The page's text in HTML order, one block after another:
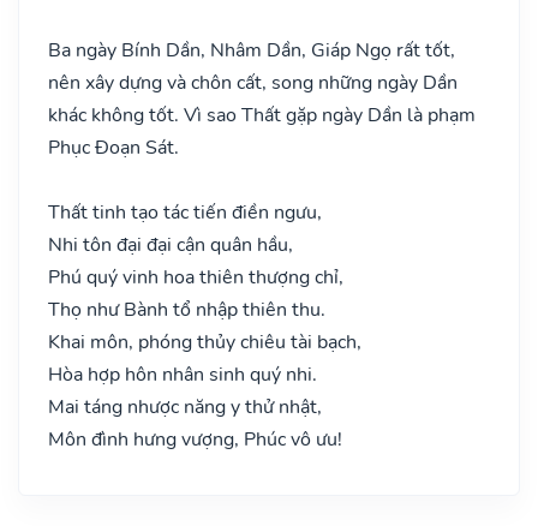
Ba ngày Bính Dần, Nhâm Dần, Giáp Ngọ rất tốt,
nên xây dựng và chôn cất, song những ngày Dần
khác không tốt. Vì sao Thất gặp ngày Dần là phạm
Phục Đoạn Sát.
Thất tinh tạo tác tiến điền ngưu,
Nhi tôn đại đại cận quân hầu,
Phú quý vinh hoa thiên thượng chỉ,
Thọ như Bành tổ nhập thiên thu.
Khai môn, phóng thủy chiêu tài bạch,
Hòa hợp hôn nhân sinh quý nhi.
Mai táng nhược năng y thử nhật,
Môn đình hưng vượng, Phúc vô ưu!